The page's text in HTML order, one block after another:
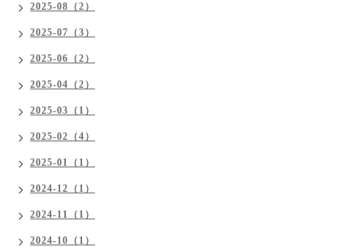
2025-08（2）
2025-07（3）
2025-06（2）
2025-04（2）
2025-03（1）
2025-02（4）
2025-01（1）
2024-12（1）
2024-11（1）
2024-10（1）